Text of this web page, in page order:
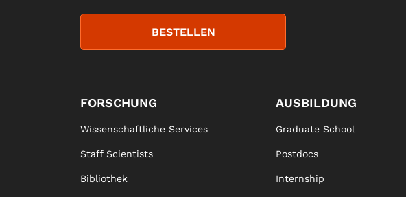
BESTELLEN
FORSCHUNG
Wissenschaftliche Services
Staff Scientists
Bibliothek
AUSBILDUNG
Graduate School
Postdocs
Internship